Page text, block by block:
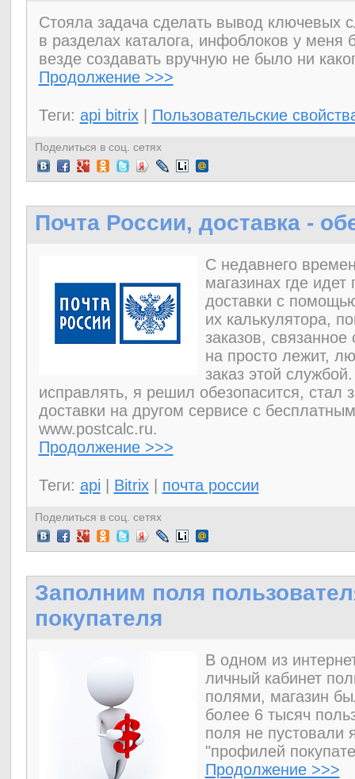
Стояла задача сделать вывод ключевых
в разделах каталога, инфоблоков у меня
везде создавать вручную не было ни
Продолжение >>>
Теги: api bitrix| Пользовательские
Поделиться в соц. сетях
Почта России, доставка -
С недавнего
магазинах где идет
доставки с
их калькулятора,
заказов,
на просто лежит,
заказ этой
исправлять, я решил обезопасится,
доставки на другом сервисе с
www.postcalc.ru.
Продолжение >>>
Теги: api Bitrix| почта россии
Поделиться в соц. сетях
Заполним поля
покупателя
В одном из
личный кабинет
полями, магазин
более 6 тысяч
поля не пустовали
"профилей
Продолжение >>>